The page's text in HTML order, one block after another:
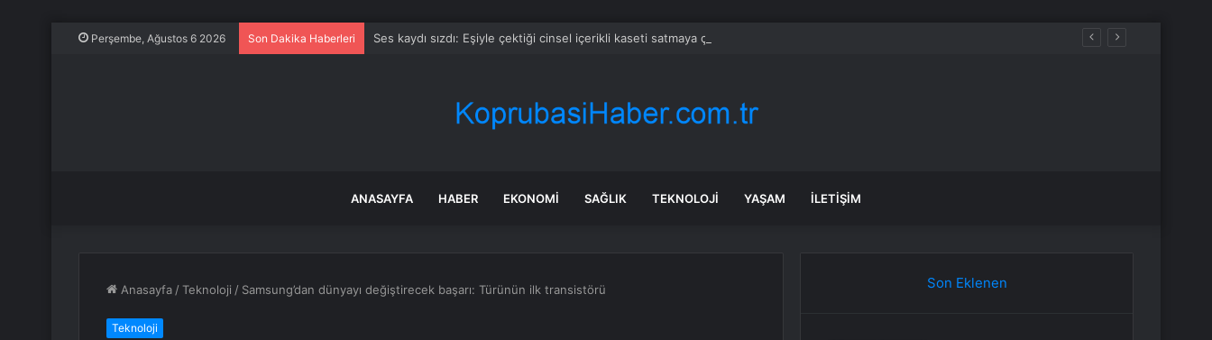
Perşembe, Ağustos 6 2026 Son Dakika Haberleri Ses kaydı sızdı: Eşiyle çektiği cinsel içerikli kaseti satmaya çalışıyor
ANASAYFA HABER EKONOMI SAĞLIK TEKNOLOJI YAŞAM İLETIŞIM
Anasayfa /Teknoloji / Samsung’dan dünyayı değiştirecek başarı: Türünün ilk transistörü
Teknoloji
Son Eklenen